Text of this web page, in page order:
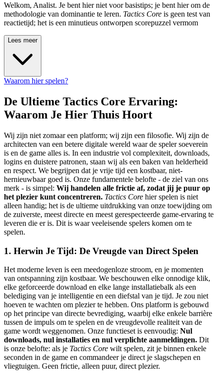
Welkom, Analist. Je bent hier niet voor basistips; je bent hier om de
methodologie van dominantie te leren. Tactics Core is geen test van
reactietijd; het is een minutieus ontworpen scorepuzzel vermom
Lees meer
Waarom hier spelen?
De Ultieme Tactics Core Ervaring:
Waarom Je Hier Thuis Hoort
Wij zijn niet zomaar een platform; wij zijn een filosofie. Wij zijn de
architecten van een betere digitale wereld waar de speler soeverein
is en de game alles is. In een industrie vol complexiteit, downloads,
logins en duistere patronen, staan wij als een baken van helderheid
en respect. We begrijpen dat je vrije tijd een kostbaar, niet-
hernieuwbaar goed is. Onze fundamentele belofte - de ziel van ons
merk - is simpel: Wij handelen alle frictie af, zodat jij je puur op
het plezier kunt concentreren. Tactics Core hier spelen is niet
alleen handig; het is de ultieme uitdrukking van onze toewijding om
de zuiverste, meest directe en meest gerespecteerde game-ervaring te
leveren die er is. Dit is waar veeleisende spelers komen om te
spelen.
1. Herwin Je Tijd: De Vreugde van Direct Spelen
Het moderne leven is een meedogenloze stroom, en je momenten
van ontspanning zijn kostbaar. We beschouwen elke onnodige klik,
elke geforceerde download en elke lange installatiebalk als een
belediging van je intelligentie en een diefstal van je tijd. Je zou niet
hoeven te wachten om plezier te hebben. Ons platform is gebouwd
op het principe van directe bevrediging, waarbij elke enkele barrière
tussen de impuls om te spelen en de vreugdevolle realiteit van de
game wordt weggenomen. Onze functieset is eenvoudig: Nul
downloads, nul installaties en nul verplichte aanmeldingen. Dit
is onze belofte: als je Tactics Core wilt spelen, zit je binnen enkele
seconden in de game en commandeer je direct je slagschepen en
vliegtuigen. Geen frictie, alleen puur, direct plezier.